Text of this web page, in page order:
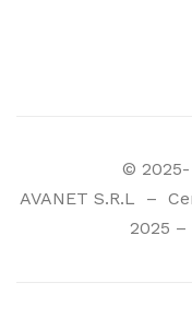
©
AVANET S.R.L
–
2025 –